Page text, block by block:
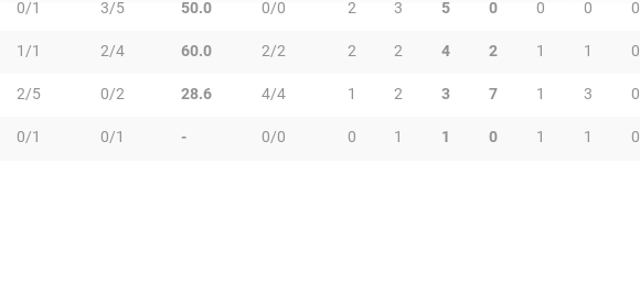
0/1 3/5 50.0 0/0 2 3 5 0 0 0 0
1/1 2/4 60.0 2/2 2 2 4 2 1 1 0
2/5 0/2 28.6 4/4 1 2 3 7 1 3 0
0/1 0/1 - 0/0 0 1 1 0 1 1 0